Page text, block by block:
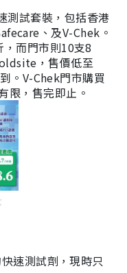
測試套裝，包括香港
、及V-Chek。
而門市則10支8
，售價低至
。V-Chek門市購買
限，售完即止。
速測試劑，現時只